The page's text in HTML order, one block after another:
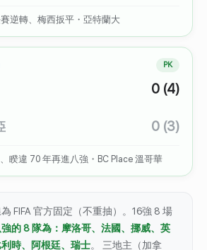
賽逆轉、梅西扳平・亞特蘭大
PK
0 (4)
0 (3)
、睽違 70 年再進八強・BC Place 溫哥華
FIFA 官方固定（不重抽）。16強 8 場
的 8 隊為：摩洛哥、法國、挪威、英
時、阿根廷、瑞士。 三地主（加拿